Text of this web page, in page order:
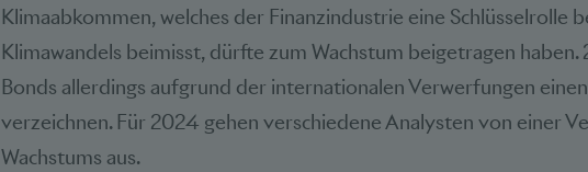
Klimaabkommen, welches der Finanzindustrie eine Schlüsselrolle
Klimawandels beimisst, dürfte zum Wachstum beigetragen haben.
Bonds allerdings aufgrund der internationalen Verwerfungen
verzeichnen. Für 2024 gehen verschiedene Analysten von einer
Wachstums aus.